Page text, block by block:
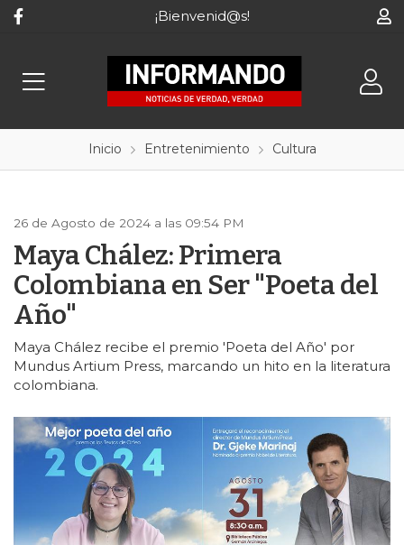
¡Bienvenid@s!
Inicio Entretenimiento Cultura
26 de Agosto de 2024 a las 09:54 PM
Maya Chález: Primera
Colombiana en Ser "Poeta del
Año"
Maya Chález recibe el premio 'Poeta del Año' por
Mundus Artium Press, marcando un hito en la literatura
colombiana.